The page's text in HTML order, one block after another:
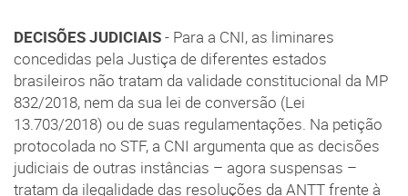
DECISÕES JUDICIAIS- Para a CNI, as liminares
concedidas pela Justiça de diferentes estados
brasileiros não tratam da validade constitucional da MP
832/2018, nem da sua lei de conversão (Lei
13.703/2018) ou de suas regulamentações. Na petição
protocolada no STF, a CNI argumenta que as decisões
judiciais de outras instâncias – agora suspensas –
tratam da ilegalidade das resoluções da ANTT frente à